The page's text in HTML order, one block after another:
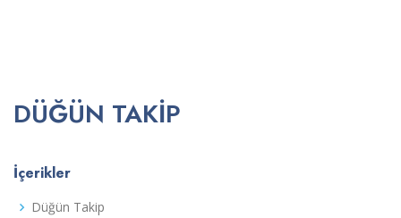
DÜĞÜN TAKIP
İçerikler
Düğün Takip